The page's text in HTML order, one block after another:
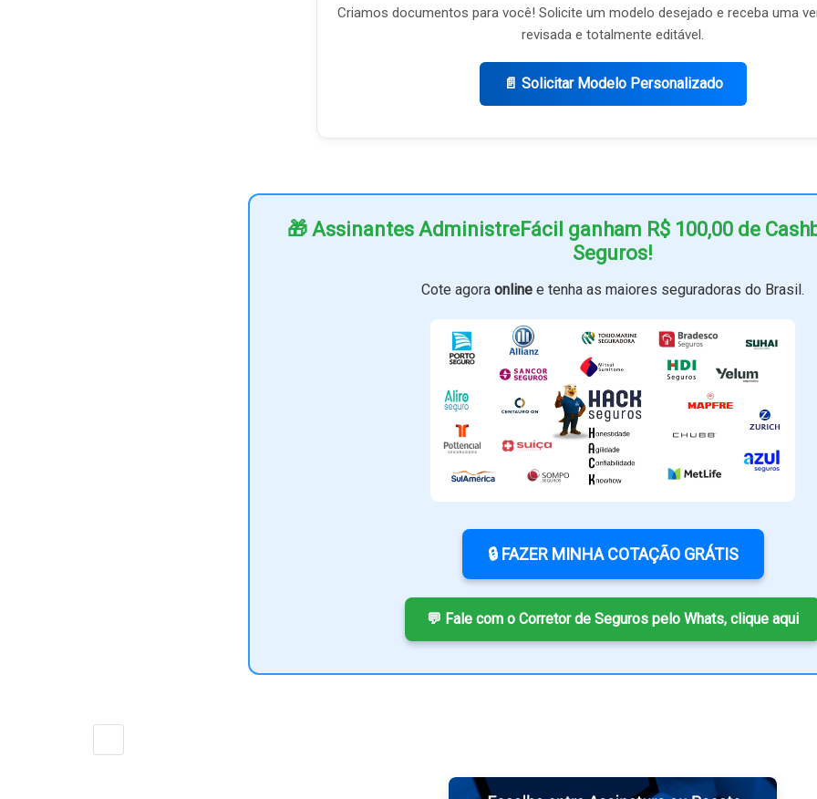
Criamos documentos para você! Solicite um modelo desejado e receba uma
revisada e totalmente editável.
📄 Solicitar Modelo Personalizado
🎁 Assinantes AdministreFácil ganham R$ 100,00 de
Seguros!
Cote agora online e tenha as maiores seguradoras do Brasil.
🔒 FAZER MINHA COTAÇÃO GRÁTIS
💬 Fale com o Corretor de Seguros pelo Whats, clique aqui